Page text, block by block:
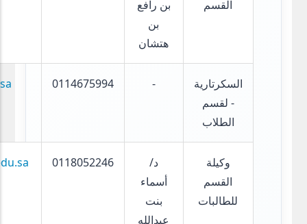
القسم
بن رافع
بن
هتشان
السكرتارية
- لقسم
الطلاب
-
0114675994
وكيلة
القسم
للطالبات
د/
أسماء
بنت
عبدالله
0118052246